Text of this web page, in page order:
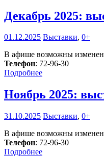
Декабрь 2025:
01.12.2025 Выставки, 0+
В афише возможны
Телефон: 72-96-30
Подробнее
Ноябрь 2025:
31.10.2025 Выставки, 0+
В афише возможны
Телефон: 72-96-30
Подробнее